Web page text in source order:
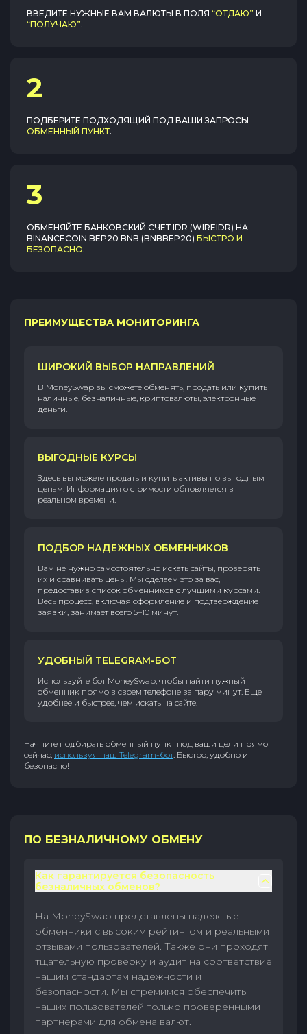
ВВЕДИТЕ НУЖНЫЕ ВАМ ВАЛЮТЫ В ПОЛЯ “ОТДАЮ” И
“ПОЛУЧАЮ”.
2
ПОДБЕРИТЕ ПОДХОДЯЩИЙ ПОД ВАШИ ЗАПРОСЫ
ОБМЕННЫЙ ПУНКТ.
3
ОБМЕНЯЙТЕ БАНКОВСКИЙ СЧЕТ IDR (WIREIDR) НА
BINANCECOIN BEP20 BNB (BNBBEP20) БЫСТРО И
БЕЗОПАСНО.
ПРЕИМУЩЕСТВА МОНИТОРИНГА
ШИРОКИЙ ВЫБОР НАПРАВЛЕНИЙ
В MoneySwap вы сможете обменять, продать или купить
наличные, безналичные, криптовалюты, электронные
деньги.
ВЫГОДНЫЕ КУРСЫ
Здесь вы можете продать и купить активы по выгодным
ценам. Информация о стоимости обновляется в
реальном времени.
ПОДБОР НАДЕЖНЫХ ОБМЕННИКОВ
Вам не нужно самостоятельно искать сайты, проверять
их и сравнивать цены. Мы сделаем это за вас,
предоставив список обменников с лучшими курсами.
Весь процесс, включая оформление и подтверждение
заявки, занимает всего 5–10 минут.
УДОБНЫЙ TELEGRAM-БОТ
Используйте бот MoneySwap, чтобы найти нужный
обменник прямо в своем телефоне за пару минут. Еще
удобнее и быстрее, чем искать на сайте.
Начните подбирать обменный пункт под ваши цели прямо
сейчас, используя наш Telegram-бот. Быстро, удобно и
безопасно!
ПО БЕЗНАЛИЧНОМУ ОБМЕНУ
Как гарантируется безопасность
безналичных обменов?
На MoneySwap представлены надежные
обменники с высоким рейтингом и реальными
отзывами пользователей. Также они проходят
тщательную проверку и аудит на соответствие
нашим стандартам надежности и
безопасности. Мы стремимся обеспечить
наших пользователей только проверенными
партнерами для обмена валют.